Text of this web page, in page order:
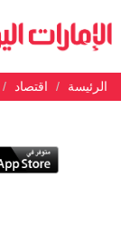
الرئيسة اقتصاد